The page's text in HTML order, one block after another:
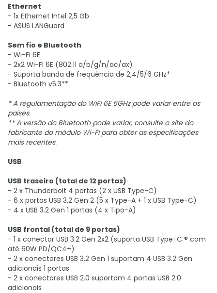
Ethernet
- 1x Ethernet Intel 2,5 Gb
- ASUS LANGuard
Sem fio e Bluetooth
- Wi-Fi 6E
- 2x2 Wi-Fi 6E (802.11 a/b/g/n/ac/ax)
- Suporta banda de frequência de 2,4/5/6 GHz*
- Bluetooth v5.3**
* A regulamentação do WiFi 6E 6GHz pode variar entre os
países.
** A versão do Bluetooth pode variar, consulte o site do
fabricante do módulo Wi-Fi para obter as especificações
mais recentes.
USB
USB traseiro (total de 12 portas)
- 2 x Thunderbolt 4 portas (2 x USB Type-C)
- 6 x portas USB 3.2 Gen 2 (5 x Type-A + 1 x USB Type-C)
- 4 x USB 3.2 Gen 1 portas (4 x Tipo-A)
USB frontal (total de 9 portas)
- 1 x conector USB 3.2 Gen 2x2 (suporta USB Type-C ® com
até 60W PD/QC4+)
- 2 x conectores USB 3.2 Gen 1 suportam 4 USB 3.2 Gen
adicionais 1 portas
- 2 x conectores USB 2.0 suportam 4 portas USB 2.0
adicionais